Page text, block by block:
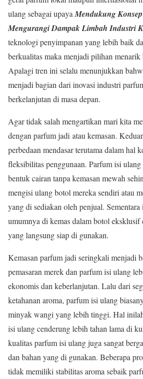
ulang sebagai upaya Mendukung
Mengurangi Dampak Limbah Industri
teknologi penyimpanan yang lebih baik
berkualitas maka menjadi pilihan menarik
Apalagi tren ini selalu menunjukkan
menjadi bagian dari inovasi industri
berkelanjutan di masa depan.
Agar tidak salah mengartikan mari kita
dengan parfum jadi atau kemasan.
perbedaan mendasar terutama dalam hal
fleksibilitas penggunaan. Parfum isi
bentuk cairan tanpa kemasan mewah
mengisi ulang botol mereka sendiri atau
yang di sediakan oleh penjual.
umumnya di kemas dalam botol eksklusif
yang langsung siap di gunakan.
Kemasan parfum jadi seringkali menjadi
pemasaran merek dan parfum isi ulang
ekonomis dan keberlanjutan. Lalu dari
ketahanan aroma, parfum isi ulang
minyak wangi yang lebih tinggi. Hal
isi ulang cenderung lebih tahan lama di
kualitas parfum isi ulang juga sangat
dan bahan yang di gunakan. Beberapa
tidak memiliki stabilitas aroma sebaik